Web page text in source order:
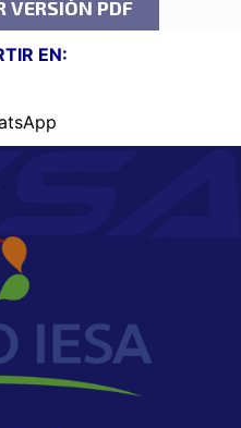
VERSIÓN PDF
EN: